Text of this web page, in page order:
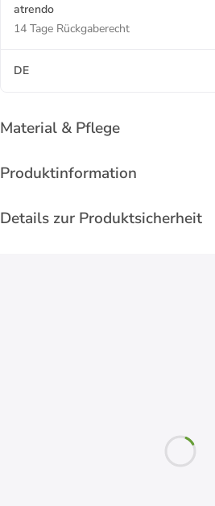
atrendo
14 Tage Rückgaberecht
DE
Material & Pflege
Produktinformation
Details zur Produktsicherheit